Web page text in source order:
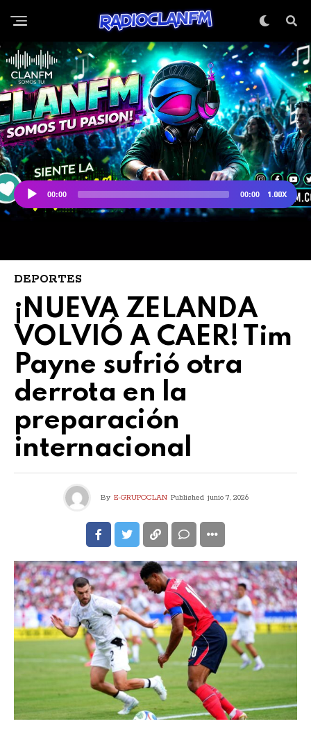
DEPORTES
¡NUEVA ZELANDA
VOLVIÓ A CAER! Tim
Payne sufrió otra
derrota en la
preparación
internacional
By E-GRUPOCLAN Published junio 7, 2026